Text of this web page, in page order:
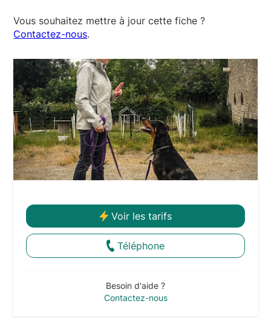
Vous souhaitez mettre à jour cette fiche ?
Contactez-nous.
Voir les tarifs
Téléphone
Besoin d'aide ?
Contactez-nous